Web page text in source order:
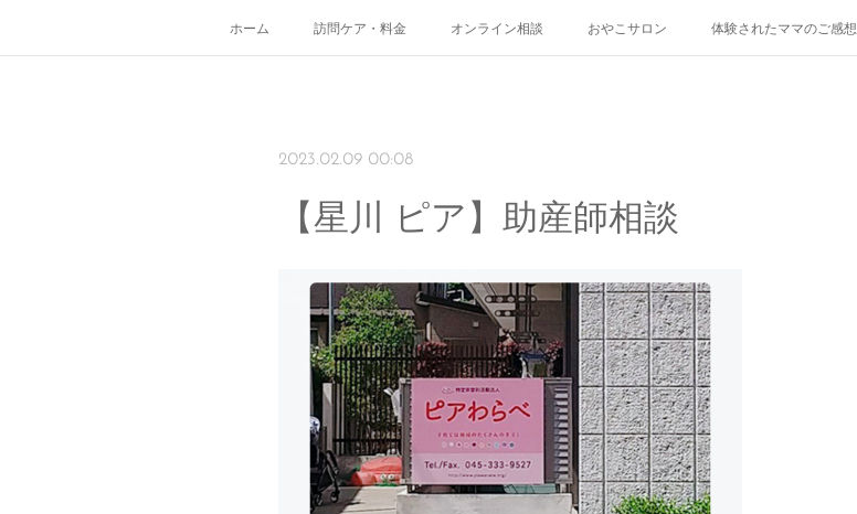
ホーム 訪問ケア・料金 オンライン相談 おやこサロン 体験されたママのご感想
2023.02.09 00:08
【星川 ピア】助産師相談